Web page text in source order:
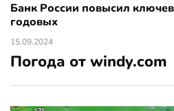
Банк России повысил
годовых
15.09.2024
Погода от windy.com